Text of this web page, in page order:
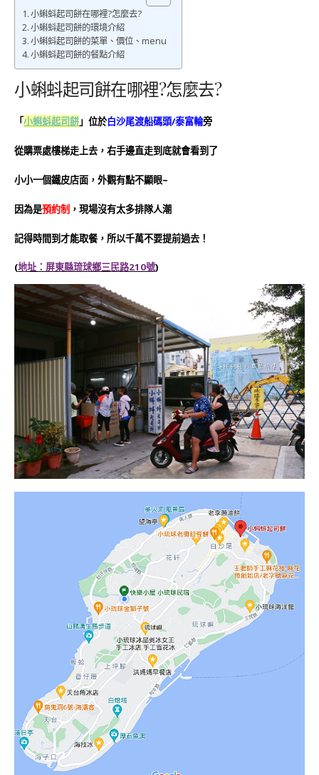
小蝌蚪起司餅在哪裡?怎麼去?
小蝌蚪起司餅的環境介紹
小蝌蚪起司餅的菜單、價位、menu
小蝌蚪起司餅的餐點介紹
小蝌蚪起司餅在哪裡?怎麼去?
「 小蝌蚪起司餅」位於白沙尾渡船碼頭/泰富輪旁
從購票處樓梯走上去，右手邊直走到底就會看到了
小小一個鐵皮店面，外觀有點不顯眼~
因為是預約制 ，現場沒有太多排隊人潮
記得時間到才能取餐，所以千萬不要提前過去！
(地址：屏東縣琉球鄉三民路210號)